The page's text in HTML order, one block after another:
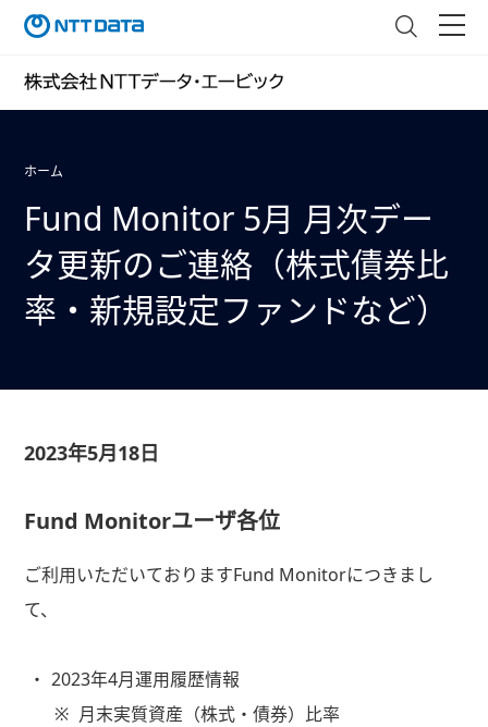
ホーム
Fund Monitor 5月 月次デー
タ更新のご連絡（株式債券比
率・新規設定ファンドなど）
2023年5月18日
Fund Monitorユーザ各位
ご利用いただいておりますFund Monitorにつきまし
て、
2023年4月運用履歴情報
※ 月末実質資産（株式・債券）比率